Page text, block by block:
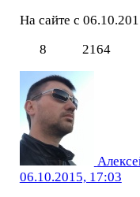
На сайте с
8
2164
06.10.2015, 17:03